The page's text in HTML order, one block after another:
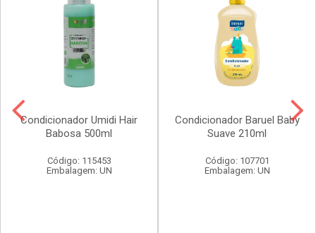
Condicionador Umidi Hair
Babosa 500ml
Código: 115453
Embalagem: UN
Condicionador Baruel Baby
Suave 210ml
Código: 107701
Embalagem: UN